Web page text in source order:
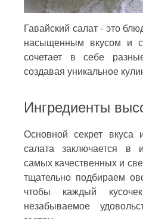
Гавайский салат - это
насыщенным вкусом и
сочетает в себе
создавая уникальное
Ингредиенты
Основной секрет вкуса
салата заключается в
самых качественных и
тщательно подбираем
чтобы каждый
незабываемое